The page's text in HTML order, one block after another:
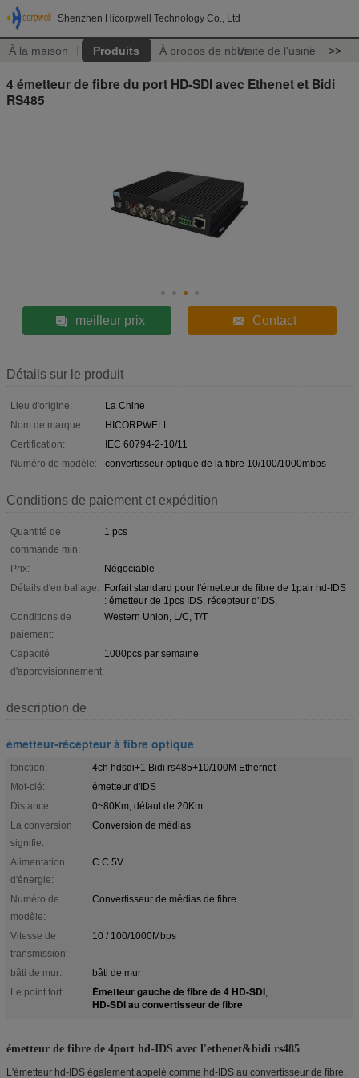
Shenzhen Hicorpwell Technology Co., Ltd
À la maison Produits À propos de nousVisite de l'usine >>
4 émetteur de fibre du port HD-SDI avec Ethenet et Bidi
RS485
meilleur prix Contact
Détails sur le produit
Lieu d'origine:
La Chine
Nom de marque:
HICORPWELL
Certification:
IEC 60794-2-10/11
Numéro de modèle:
convertisseur optique de la fibre 10/100/1000mbps
Conditions de paiement et expédition
Quantité de
commande min:
1 pcs
Prix:
Négociable
Détails d'emballage: Forfait standard pour l'émetteur de fibre de 1pair hd-IDS
: émetteur de 1pcs IDS, récepteur d'IDS,
Conditions de
paiement:
Western Union, L/C, T/T
Capacité
d'approvisionnement:
1000pcs par semaine
description de
émetteur-récepteur à fibre optique
fonction:
4ch hdsdi+1 Bidi rs485+10/100M Ethernet
Mot-clé:
émetteur d'IDS
Distance:
0~80Km, défaut de 20Km
La conversion
signifie:
Conversion de médias
Alimentation
d'énergie:
C.C 5V
Numéro de
modèle:
Convertisseur de médias de fibre
Vitesse de
transmission:
10 / 100/1000Mbps
bâti de mur:
bâti de mur
Le point fort:
Émetteur gauche de fibre de 4 HD-SDI,
HD-SDI au convertisseur de fibre
émetteur de fibre de 4port hd-IDS avec l'ethenet&bidi rs485
L'émetteur hd-IDS également appelé comme hd-IDS au convertisseur de fibre,